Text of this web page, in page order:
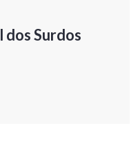
dos Surdos